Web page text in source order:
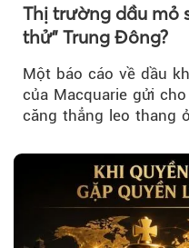
Thị trường dầu mỏ
thử" Trung Đông?
Một báo cáo về dầu
của Macquarie gửi
căng thẳng leo thang